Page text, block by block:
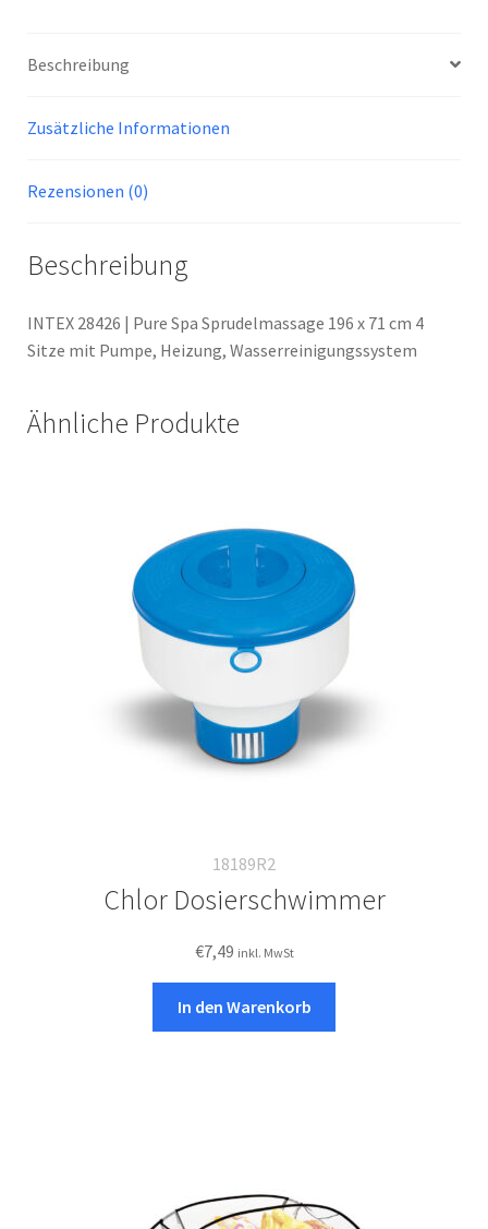
Beschreibung
Zusätzliche Informationen
Rezensionen (0)
Beschreibung
INTEX 28426 | Pure Spa Sprudelmassage 196 x 71 cm 4
Sitze mit Pumpe, Heizung, Wasserreinigungssystem
Ähnliche Produkte
18189R2
Chlor Dosierschwimmer
€7,49 inkl. MwSt
In den Warenkorb